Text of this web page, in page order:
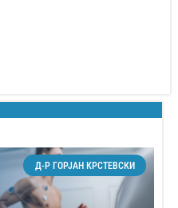
Д-Р ГОРЈАН КРСТЕВСКИ